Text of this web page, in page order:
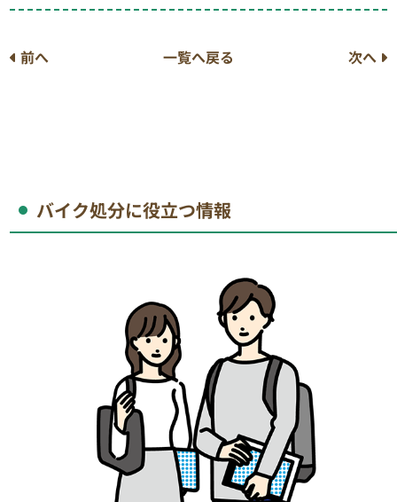
前へ 一覧へ戻る 次へ
バイク処分に役立つ情報